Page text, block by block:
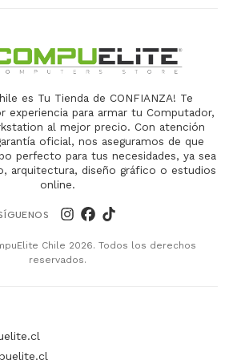
es Tu Tienda de CONFIANZA! Te
experiencia para armar tu Computador,
al mejor precio. Con atención
oficial, nos aseguramos de que
perfecto para tus necesidades, ya sea
arquitectura, diseño gráfico o estudios
online.
Chile 2026. Todos los derechos
reservados.